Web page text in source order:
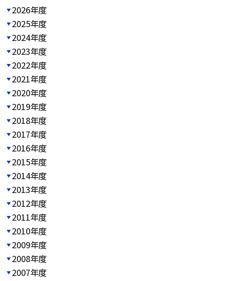
2026年度
2025年度
2024年度
2023年度
2022年度
2021年度
2020年度
2019年度
2018年度
2017年度
2016年度
2015年度
2014年度
2013年度
2012年度
2011年度
2010年度
2009年度
2008年度
2007年度